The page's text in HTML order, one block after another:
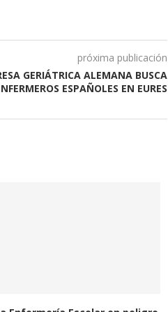
próxima publicación
GERIÁTRICA ALEMANA BUSCA
ESPAÑOLES EN EURES